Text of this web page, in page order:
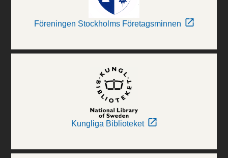
Föreningen Stockholms Företagsminnen
Kungliga Biblioteket